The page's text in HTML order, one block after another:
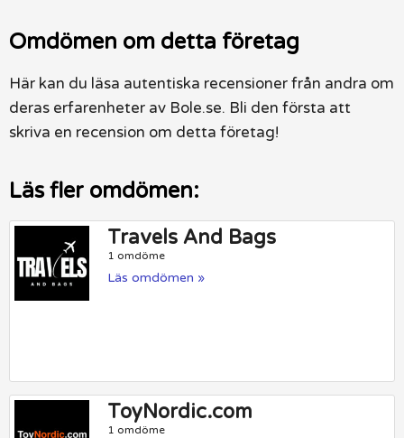
Omdömen om detta företag
Här kan du läsa autentiska recensioner från andra om
deras erfarenheter av Bole.se. Bli den första att
skriva en recension om detta företag!
Läs fler omdömen:
Travels And Bags
1 omdöme
Läs omdömen »
ToyNordic.com
1 omdöme